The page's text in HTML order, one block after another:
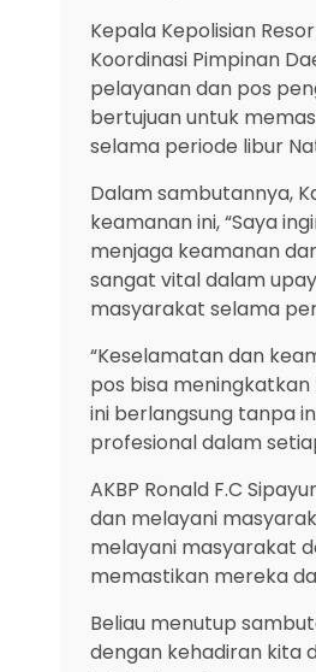
Kepala Kepolisian
Koordinasi Pimpinan
pelayanan dan pos
bertujuan untuk
selama periode libur
Dalam sambutannya,
keamanan ini, “Saya
menjaga keamanan
sangat vital dalam
masyarakat selama
“Keselamatan dan
pos bisa
ini berlangsung tanpa
profesional dalam
AKBP Ronald F.C
dan melayani
melayani masyarakat
memastikan mereka
Beliau menutup
dengan kehadiran kita